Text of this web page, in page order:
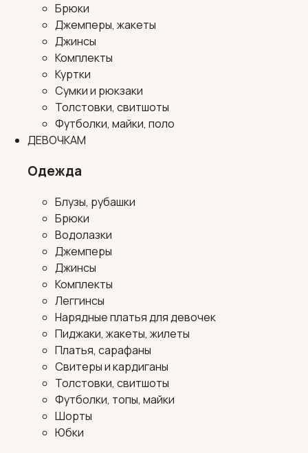
Брюки
Джемперы, жакеты
Джинсы
Комплекты
Куртки
Сумки и рюкзаки
Толстовки, свитшоты
Футболки, майки, поло
ДЕВОЧКАМ
Одежда
Блузы, рубашки
Брюки
Водолазки
Джемперы
Джинсы
Комплекты
Леггинсы
Нарядные платья для девочек
Пиджаки, жакеты, жилеты
Платья, сарафаны
Свитеры и кардиганы
Толстовки, свитшоты
Футболки, топы, майки
Шорты
Юбки